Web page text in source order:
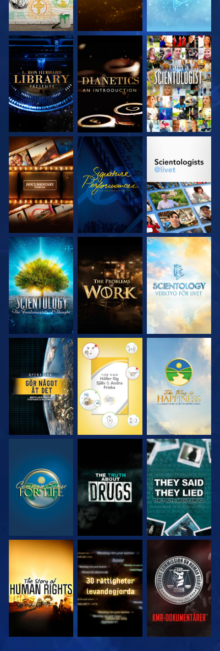
UTFORSKA
SERIEN
UTFORSKA
SERIEN
TITTA
UTFORSKA
SERIEN
TITTA
UTFORSKA
UTFORSKA
SERIEN
UTFORSKA
SERIEN
UTFORSKA
SERIEN
TITTA TITTA TITTA
TITTA TITTA TITTA
TITTA TITTA TITTA